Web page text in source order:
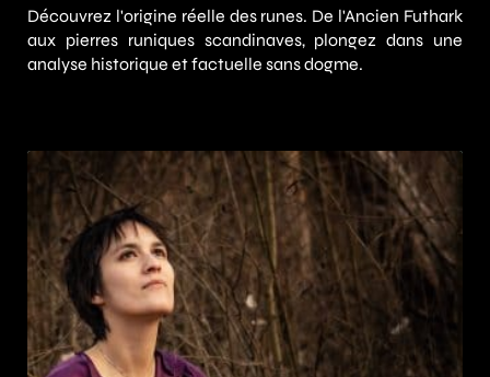
Découvrez l'origine réelle des runes. De l'Ancien Futhark
aux pierres runiques scandinaves, plongez dans une
analyse historique et factuelle sans dogme.